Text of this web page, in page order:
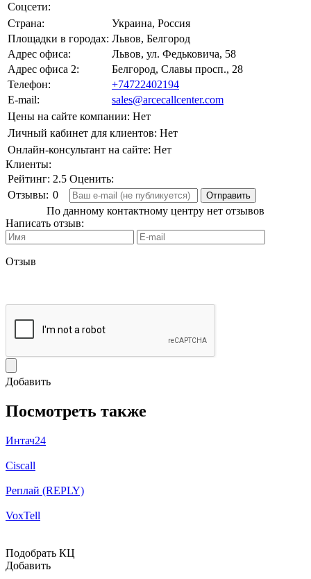
Соцсети:
Страна:
Украина, Россия
Площадки в городах:
Львов, Белгород
Адрес офиса:
Львов, ул. Федьковича, 58
Адрес офиса 2:
Белгород, Славы просп., 28
Телефон:
+74722402194
E-mail:
sales@arcecallcenter.com
Цены на сайте компании: Нет
Личный кабинет для клиентов: Нет
Онлайн-консультант на сайте: Нет
Клиенты:
Рейтинг: 2.5 Оценить:
Отзывы: 0
По данному контактному центру нет отзывов
Написать отзыв:
Отзыв
Добавить
Посмотреть также
Интач24
Ciscall
Реплай (REPLY)
VoxTell
Подобрать КЦ
Добавить